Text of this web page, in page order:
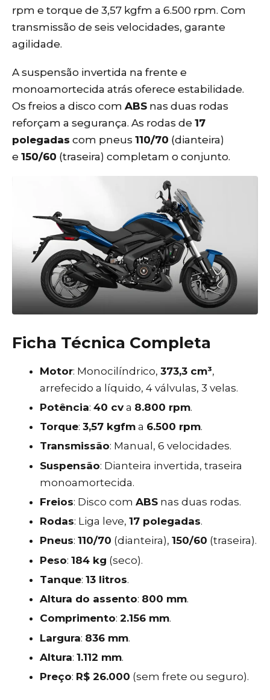
rpm e torque de 3,57 kgfm a 6.500 rpm. Com
transmissão de seis velocidades, garante
agilidade.
A suspensão invertida na frente e
monoamortecida atrás oferece estabilidade.
Os freios a disco com ABS nas duas rodas
reforçam a segurança. As rodas de 17
polegadas com pneus 110/70 (dianteira)
e 150/60 (traseira) completam o conjunto.
Ficha Técnica Completa
Motor: Monocilíndrico,373,3 cm³,
arrefecido a líquido, 4 válvulas, 3 velas.
Potência:40 cva 8.800 rpm.
Torque:3,57 kgfm a 6.500 rpm.
Transmissão: Manual, 6 velocidades.
Suspensão: Dianteira invertida, traseira
monoamortecida.
Freios: Disco comABS nas duas rodas.
Rodas: Liga leve,17 polegadas.
Pneus:110/70 (dianteira),150/60 (traseira).
Peso:184 kg (seco).
Tanque:13 litros.
Altura do assento: 800 mm.
Comprimento:2.156 mm.
Largura: 836 mm.
Altura:1.112 mm.
Preço: R$ 26.000 (sem frete ou seguro).